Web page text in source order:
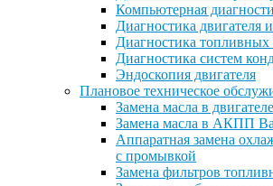
Компьютерная
Диагностика двигателя
Диагностика топливных
Диагностика систем
Эндоскопия двигателя
Плановое техническое
Замена масла в двигателе
Замена масла в АКПП
Аппаратная замена
с промывкой
Замена фильтров